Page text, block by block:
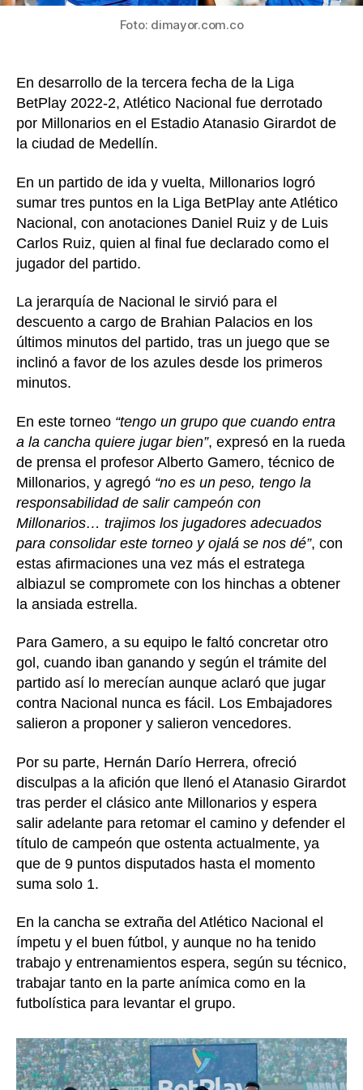
Ruiz
Foto: dimayor.com.co
En desarrollo de la tercera fecha de la Liga
BetPlay 2022-2, Atlético Nacional fue derrotado
por Millonarios en el Estadio Atanasio Girardot de
la ciudad de Medellín.
En un partido de ida y vuelta, Millonarios logró
sumar tres puntos en la Liga BetPlay ante Atlético
Nacional, con anotaciones Daniel Ruiz y de Luis
Carlos Ruiz, quien al final fue declarado como el
jugador del partido.
La jerarquía de Nacional le sirvió para el
descuento a cargo de Brahian Palacios en los
últimos minutos del partido, tras un juego que se
inclinó a favor de los azules desde los primeros
minutos.
En este torneo “tengo un grupo que cuando entra
a la cancha quiere jugar bien”, expresó en la rueda
de prensa el profesor Alberto Gamero, técnico de
Millonarios, y agregó “no es un peso, tengo la
responsabilidad de salir campeón con
Millonarios… trajimos los jugadores adecuados
para consolidar este torneo y ojalá se nos dé”, con
estas afirmaciones una vez más el estratega
albiazul se compromete con los hinchas a obtener
la ansiada estrella.
Para Gamero, a su equipo le faltó concretar otro
gol, cuando iban ganando y según el trámite del
partido así lo merecían aunque aclaró que jugar
contra Nacional nunca es fácil. Los Embajadores
salieron a proponer y salieron vencedores.
Por su parte, Hernán Darío Herrera, ofreció
disculpas a la afición que llenó el Atanasio Girardot
tras perder el clásico ante Millonarios y espera
salir adelante para retomar el camino y defender el
título de campeón que ostenta actualmente, ya
que de 9 puntos disputados hasta el momento
suma solo 1.
En la cancha se extraña del Atlético Nacional el
ímpetu y el buen fútbol, y aunque no ha tenido
trabajo y entrenamientos espera, según su técnico,
trabajar tanto en la parte anímica como en la
futbolística para levantar el grupo.